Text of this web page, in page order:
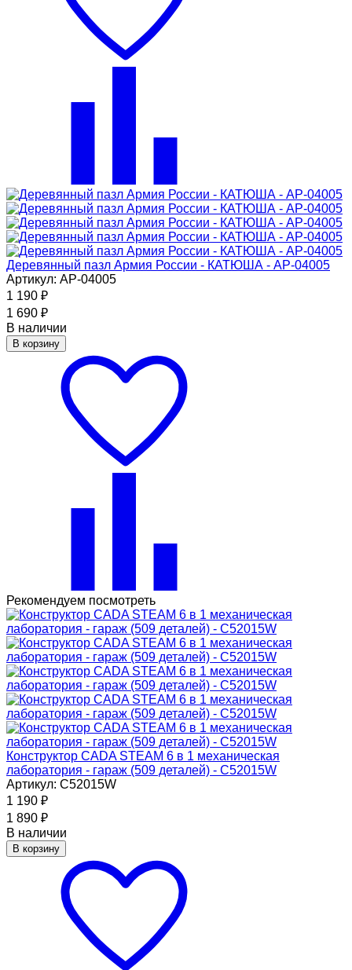
Деревянный пазл Армия России - КАТЮША - АР-04005
Артикул: АР-04005
1 190 ₽
1 690 ₽
В наличии
В корзину
Рекомендуем посмотреть
Конструктор CADA STEAM 6 в 1 механическая
лаборатория - гараж (509 деталей) - C52015W
Артикул: C52015W
1 190 ₽
1 890 ₽
В наличии
В корзину